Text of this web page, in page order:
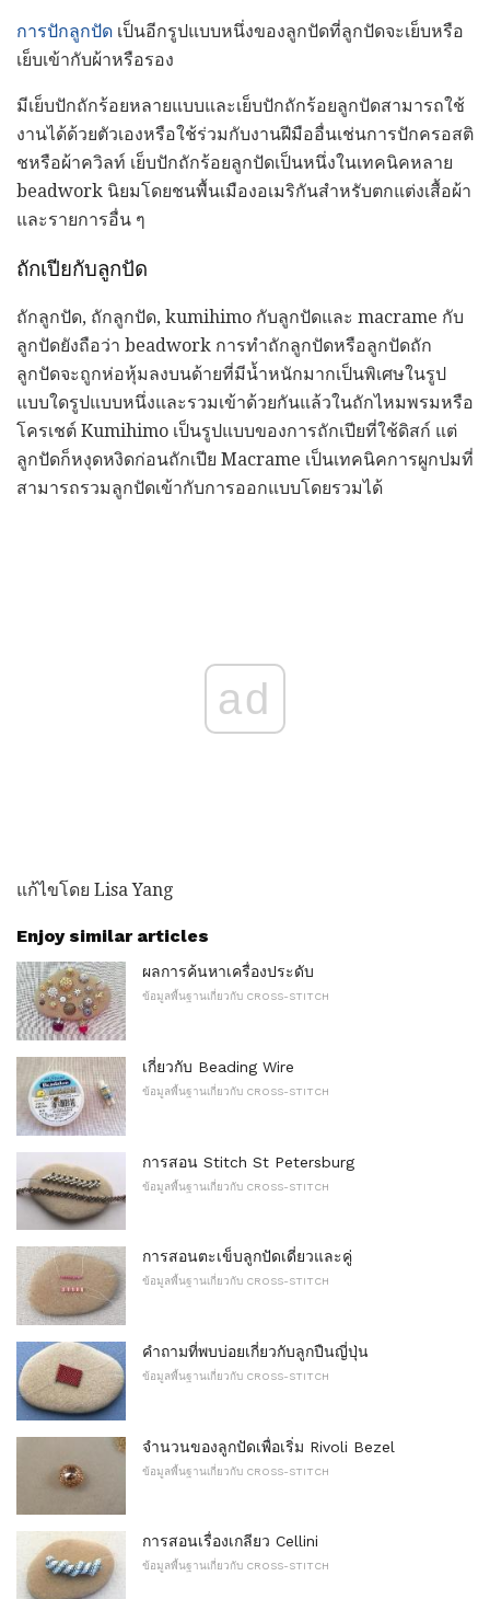
การปักลูกปัด เป็นอีกรูปแบบหนึ่งของลูกปัดที่ลูกปัดจะเย็บหรือ
เย็บเข้ากับผ้าหรือรอง
มีเย็บปักถักร้อยหลายแบบและเย็บปักถักร้อยลูกปัดสามารถใช้
งานได้ด้วยตัวเองหรือใช้ร่วมกับงานฝีมืออื่นเช่นการปักครอสติ
ชหรือผ้าควิลท์ เย็บปักถักร้อยลูกปัดเป็นหนึ่งในเทคนิคหลาย
beadwork นิยมโดยชนพื้นเมืองอเมริกันสำหรับตกแต่งเสื้อผ้า
และรายการอื่น ๆ
ถักเปียกับลูกปัด
ถักลูกปัด, ถักลูกปัด, kumihimo กับลูกปัดและ macrame กับ
ลูกปัดยังถือว่า beadwork การทำถักลูกปัดหรือลูกปัดถัก
ลูกปัดจะถูกห่อหุ้มลงบนด้ายที่มีน้ำหนักมากเป็นพิเศษในรูป
แบบใดรูปแบบหนึ่งและรวมเข้าด้วยกันแล้วในถักไหมพรมหรือ
โครเชต์ Kumihimo เป็นรูปแบบของการถักเปียที่ใช้ดิสก์ แต่
ลูกปัดก็หงุดหงิดก่อนถักเปีย Macrame เป็นเทคนิคการผูกปมที่
สามารถรวมลูกปัดเข้ากับการออกแบบโดยรวมได้
ad
แก้ไขโดย Lisa Yang
Enjoy similar articles
ผลการค้นหาเครื่องประดับ
ข้อมูลพื้นฐานเกี่ยวกับ CROSS-STITCH
เกี่ยวกับ Beading Wire
ข้อมูลพื้นฐานเกี่ยวกับ CROSS-STITCH
การสอน Stitch St Petersburg
ข้อมูลพื้นฐานเกี่ยวกับ CROSS-STITCH
การสอนตะเข็บลูกปัดเดี่ยวและคู่
ข้อมูลพื้นฐานเกี่ยวกับ CROSS-STITCH
คำถามที่พบบ่อยเกี่ยวกับลูกปืนญี่ปุ่น
ข้อมูลพื้นฐานเกี่ยวกับ CROSS-STITCH
จำนวนของลูกปัดเพื่อเริ่ม Rivoli Bezel
ข้อมูลพื้นฐานเกี่ยวกับ CROSS-STITCH
การสอนเรื่องเกลียว Cellini
ข้อมูลพื้นฐานเกี่ยวกับ CROSS-STITCH